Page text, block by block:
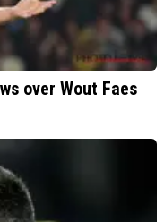
over Wout Faes